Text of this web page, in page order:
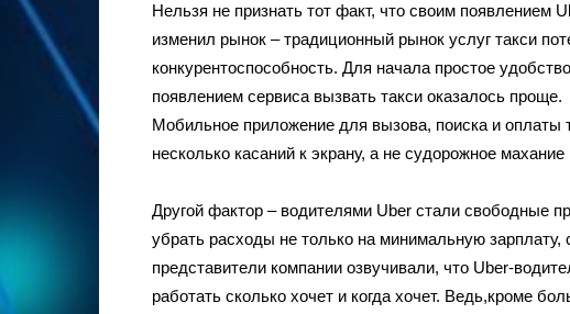
Нельзя не признать тот факт, что своим появлением
изменил рынок – традиционный рынок услуг такси
конкурентоспособность. Для начала простое
появлением сервиса вызвать такси оказалось проще.
Мобильное приложение для вызова, поиска и оплаты
несколько касаний к экрану, а не судорожное махание
Другой фактор – водителями Uber стали свободные
убрать расходы не только на минимальную
представители компании озвучивали, что Uber-
работать сколько хочет и когда хочет. Ведь,кроме